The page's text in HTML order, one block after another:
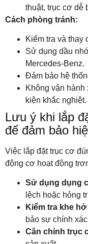
thuật, trục cơ dễ
Cách phòng tránh:
Kiểm tra và thay
Sử dụng dầu
Mercedes-Benz.
Đảm bảo hệ
Không vận hành
kiện khắc nghiệt.
Lưu ý khi lắp
để đảm bảo
Việc lắp đặt trục cơ
động cơ hoạt động
Sử dụng dụng
lệch hoặc hỏng
Kiểm tra khe
bảo sự chính
Cân chỉnh trục